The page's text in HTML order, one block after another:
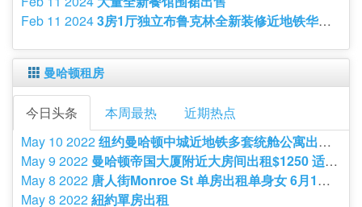
Feb 11 20243房1厅独立布鲁克林全新装修近地铁华超.非诚勿唠谢绝经济勿挠
曼哈顿租房
今日头条 本周最热
近期热点
May 10 2022纽约曼哈顿中城近地铁多套统舱公寓出租$2050-$2300/月
May 9 2022 曼哈顿帝国大厦附近大房间出租$1250 适合男女
May 8 2022 唐人街Monroe St 单房出租单身女 6月1日开始 $650
May 8 2022紐約單房出租